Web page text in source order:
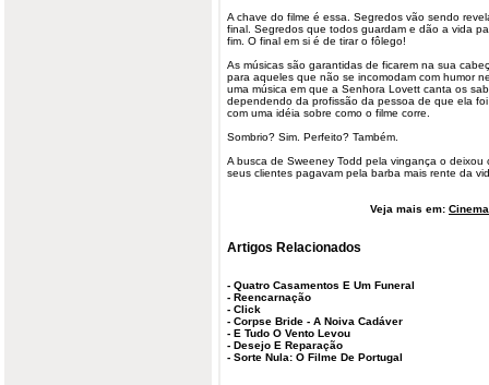
A chave do filme é essa. Segredos vão sendo
final. Segredos que todos guardam e dão a vida
fim. O final em si é de tirar o fôlego!
As músicas são garantidas de ficarem na sua
para aqueles que não se incomodam com humor
uma música em que a Senhora Lovett canta os
dependendo da profissão da pessoa de que ela
com uma idéia sobre como o filme corre.
Sombrio? Sim. Perfeito? Também.
A busca de Sweeney Todd pela vingança o
seus clientes pagavam pela barba mais rente da
Veja mais em:
Artigos Relacionados
- Quatro Casamentos E Um Funeral
- Reencarnação
- Click
- Corpse Bride - A Noiva Cadáver
- E Tudo O Vento Levou
- Desejo E Reparação
- Sorte Nula: O Filme De Portugal